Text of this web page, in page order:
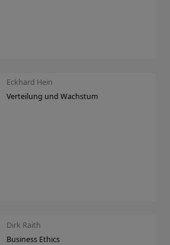
Eckhard Hein
Verteilung und Wachstum
Dirk Raith
Business Ethics